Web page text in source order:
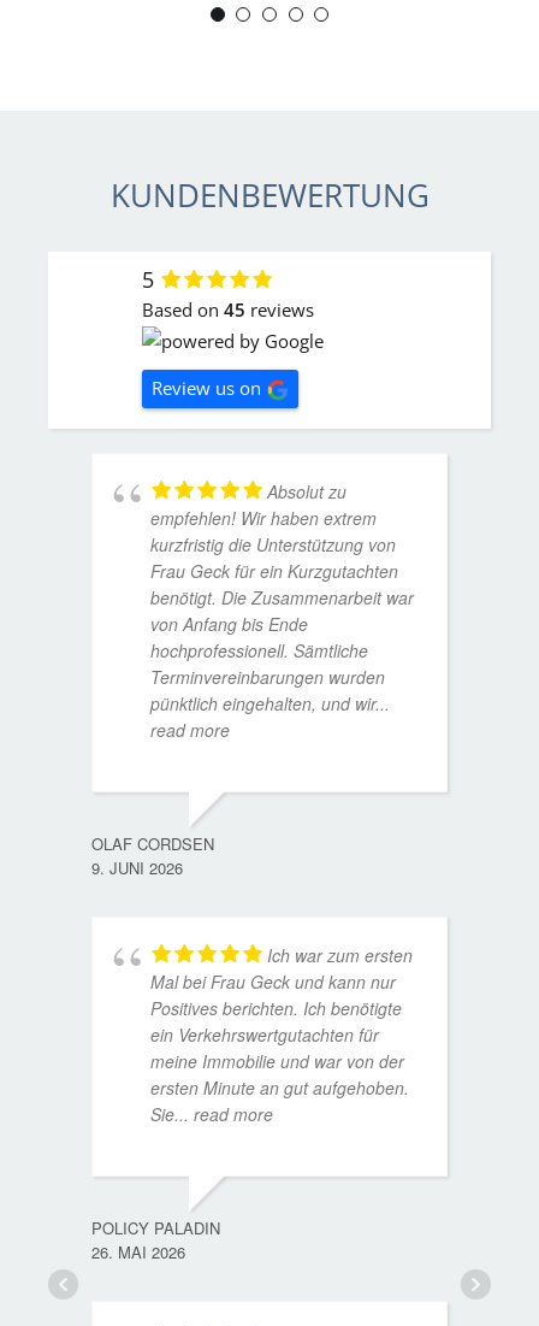
J. Schwaber
KUNDENBEWERTUNG
5
Based on 45 reviews
Review us on
Absolut zu
empfehlen! Wir haben extrem
kurzfristig die Unterstützung von
Frau Geck für ein Kurzgutachten
benötigt. Die Zusammenarbeit war
von Anfang bis Ende
hochprofessionell. Sämtliche
Terminvereinbarungen wurden
pünktlich eingehalten, und wir...
read more
OLAF CORDSEN
9. JUNI 2026
Ich war zum ersten
Mal bei Frau Geck und kann nur
Positives berichten. Ich benötigte
ein Verkehrswertgutachten für
meine Immobilie und war von der
ersten Minute an gut aufgehoben.
Sie... read more
POLICY PALADIN
26. MAI 2026